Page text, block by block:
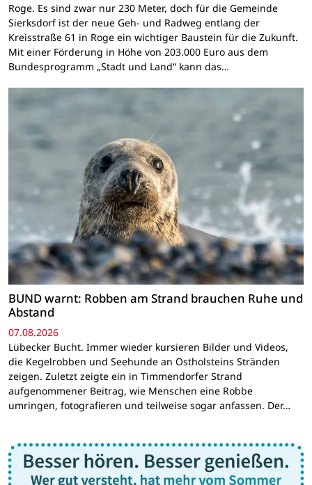
Roge. Es sind zwar nur 230 Meter, doch für die Gemeinde
Sierksdorf ist der neue Geh- und Radweg entlang der
Kreisstraße 61 in Roge ein wichtiger Baustein für die Zukunft.
Mit einer Förderung in Höhe von 203.000 Euro aus dem
Bundesprogramm „Stadt und Land“ kann das…
BUND warnt: Robben am Strand brauchen Ruhe und
Abstand
07.08.2026
Lübecker Bucht. Immer wieder kursieren Bilder und Videos,
die Kegelrobben und Seehunde an Ostholsteins Stränden
zeigen. Zuletzt zeigte ein in Timmendorfer Strand
aufgenommener Beitrag, wie Menschen eine Robbe
umringen, fotografieren und teilweise sogar anfassen. Der…